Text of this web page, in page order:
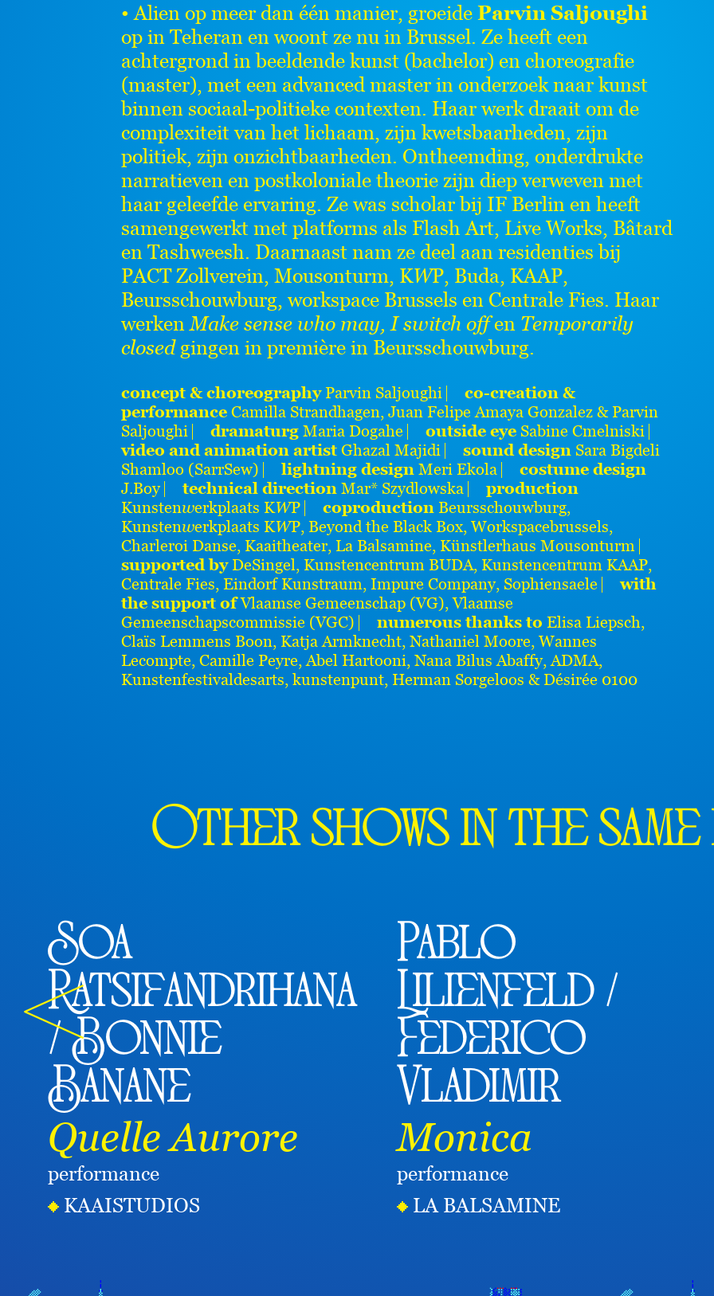
• Alien op meer dan één manier, groeide Parvin Saljoughi
op in Teheran en woont ze nu in Brussel. Ze heeft een
achtergrond in beeldende kunst (bachelor) en choreografie
(master), met een advanced master in onderzoek naar kunst
binnen sociaal-politieke contexten. Haar werk draait om de
complexiteit van het lichaam, zijn kwetsbaarheden, zijn
politiek, zijn onzichtbaarheden. Ontheemding, onderdrukte
narratieven en postkoloniale theorie zijn diep verweven met
haar geleefde ervaring. Ze was scholar bij IF Berlin en heeft
samengewerkt met platforms als Flash Art, Live Works, Bâtard
en Tashweesh. Daarnaast nam ze deel aan residenties bij
PACT Zollverein, Mousonturm, KWP, Buda, KAAP,
Beursschouwburg, workspace Brussels en Centrale Fies. Haar
werken Make sense who may, I switch offen Temporarily
closedgingen in première in Beursschouwburg.
concept & choreographyParvin Saljoughi
co-creation &
performance Camilla Strandhagen, Juan Felipe Amaya Gonzalez & Parvin
Saljoughi ⎸ dramaturg Maria Dogahe outside eye Sabine Cmelniski ⎸
video and animation artist Ghazal Majidi sound design Sara Bigdeli
Shamloo (SarrSew)
lightning design Meri Ekola ⎸ costume design
J.Boy ⎸ technical direction Mar* Szydlowska
production
Kunstenwerkplaats KWP ⎸ coproduction Beursschouwburg,
Kunstenwerkplaats KWP, Beyond the Black Box, Workspacebrussels,
Charleroi Danse, Kaaitheater, La Balsamine, Künstlerhaus Mousonturm ⎸
supported byDeSingel, Kunstencentrum BUDA, Kunstencentrum KAAP,
Centrale Fies, Eindorf Kunstraum, Impure Company, Sophiensaele ⎸with
the support ofVlaamse Gemeenschap (VG), Vlaamse
Gemeenschapscommissie (VGC) ⎸ numerous thanks to Elisa Liepsch,
Claïs Lemmens Boon, Katja Armknecht, Nathaniel Moore, Wannes
Lecompte, Camille Peyre, Abel Hartooni, Nana Bilus Abaffy, ADMA,
Kunstenfestivaldesarts, kunstenpunt, Herman Sorgeloos & Désirée 0100
Other shows in the
Soa
Ratsifandrihana
/ Bonnie
Banane
Quelle Aurore
performance
KAAISTUDIOS
Pablo
Lilienfeld /
Federico
Vladimir
Monica
performance
LA BALSAMINE